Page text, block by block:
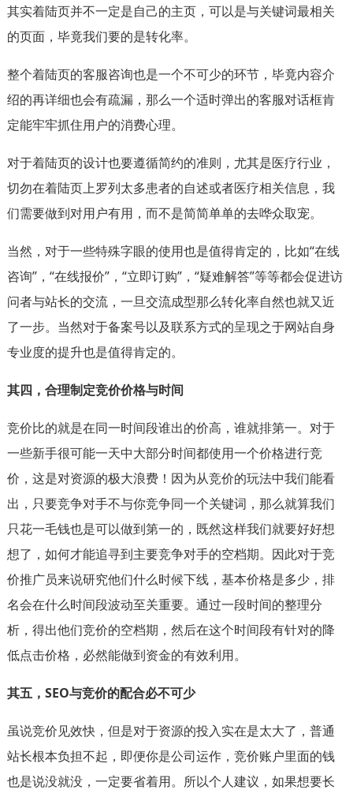
其实着陆页并不一定是自己的主页，可以是与关键词最相关
的页面，毕竟我们要的是转化率。
整个着陆页的客服咨询也是一个不可少的环节，毕竟内容介
绍的再详细也会有疏漏，那么一个适时弹出的客服对话框肯
定能牢牢抓住用户的消费心理。
对于着陆页的设计也要遵循简约的准则，尤其是医疗行业，
切勿在着陆页上罗列太多患者的自述或者医疗相关信息，我
们需要做到对用户有用，而不是简简单单的去哗众取宠。
当然，对于一些特殊字眼的使用也是值得肯定的，比如“在线
咨询”，“在线报价”，“立即订购”，“疑难解答”等等都会促进访
问者与站长的交流，一旦交流成型那么转化率自然也就又近
了一步。当然对于备案号以及联系方式的呈现之于网站自身
专业度的提升也是值得肯定的。
其四，合理制定竞价价格与时间
竞价比的就是在同一时间段谁出的价高，谁就排第一。对于
一些新手很可能一天中大部分时间都使用一个价格进行竞
价，这是对资源的极大浪费！因为从竞价的玩法中我们能看
出，只要竞争对手不与你竞争同一个关键词，那么就算我们
只花一毛钱也是可以做到第一的，既然这样我们就要好好想
想了，如何才能追寻到主要竞争对手的空档期。因此对于竞
价推广员来说研究他们什么时候下线，基本价格是多少，排
名会在什么时间段波动至关重要。通过一段时间的整理分
析，得出他们竞价的空档期，然后在这个时间段有针对的降
低点击价格，必然能做到资金的有效利用。
其五，SEO与竞价的配合必不可少
虽说竞价见效快，但是对于资源的投入实在是太大了，普通
站长根本负担不起，即便你是公司运作，竞价账户里面的钱
也是说没就没，一定要省着用。所以个人建议，如果想要长